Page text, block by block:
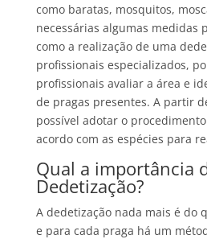
como baratas, mosquitos,
necessárias algumas medidas
como a realização de uma
profissionais especializados,
profissionais avaliar a área e
de pragas presentes. A partir
possível adotar o
acordo com as espécies para
Qual a importância
Dedetização?
A dedetização nada mais é do
e para cada praga há um